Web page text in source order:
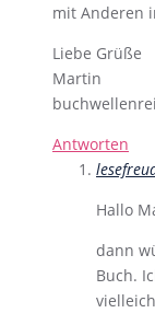
mit Anderen
Liebe Grüße
Martin
Antworten
Hallo
dann
Buch.